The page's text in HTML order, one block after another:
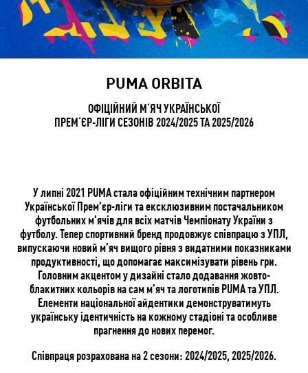
PUMA ORBITA
ОФІЦІЙНИЙ М‘ЯЧ УКРАЇНСЬКОЇ
ПРЕМ‘ЄР-ЛІГИ СЕЗОНІВ 2024/2025 ТА 2025/2026
У липні 2021 PUMA стала офіційним технічним партнером
Української Прем'єр-ліги та ексклюзивним постачальником
футбольних м'ячів для всіх матчів Чемпіонату України з
футболу. Тепер спортивний бренд продовжує співпрацю з УПЛ,
випускаючи новий м’яч вищого рівня з видатними показниками
продуктивності, що допомагає максимізувати рівень гри.
Головним акцентом у дизайні стало додавання жовто-
блакитних кольорів на сам м’яч та логотипів PUMA та УПЛ.
Елементи національної айдентики демонструватимуть
українську ідентичність на кожному стадіоні та особливе
прагнення до нових перемог.
Співпраця розрахована на 2 сезони: 2024/2025, 2025/2026.